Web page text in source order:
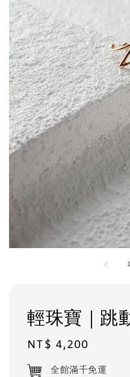
1
輕珠寶｜跳
Regular
price
NT$ 4,200
全館滿千免運